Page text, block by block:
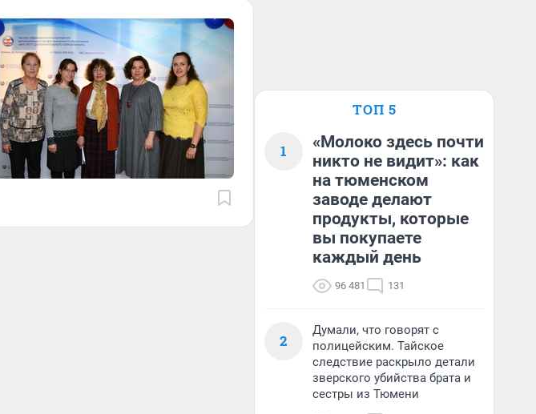
ТОП 5
1
«Молоко здесь почти
никто не видит»: как
на тюменском
заводе делают
продукты, которые
вы покупаете
каждый день
96 481 131
2
Думали, что говорят с
полицейским. Тайское
следствие раскрыло детали
зверского убийства брата и
сестры из Тюмени